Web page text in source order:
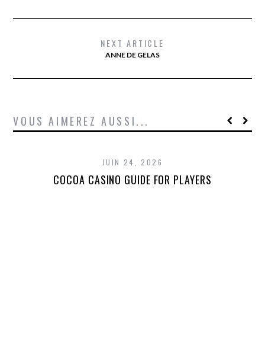
NEXT ARTICLE
ANNE DE GELAS
VOUS AIMEREZ AUSSI...
JUIN 24, 2026
COCOA CASINO GUIDE FOR PLAYERS